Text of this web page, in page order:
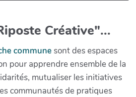
Créative"...
communesont des espaces
pour apprendre ensemble de la
mutualiser les initiatives
communautés de pratiques